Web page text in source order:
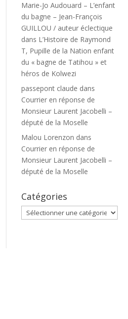
Marie-Jo Audouard – L’enfant
du bagne – Jean-François
GUILLOU / auteur éclectique
dans L’Histoire de Raymond
T, Pupille de la Nation enfant
du « bagne de Tatihou » et
héros de Kolwezi
passepont claude dans
Courrier en réponse de
Monsieur Laurent Jacobelli –
député de la Moselle
Malou Lorenzon dans
Courrier en réponse de
Monsieur Laurent Jacobelli –
député de la Moselle
Catégories
Catégories